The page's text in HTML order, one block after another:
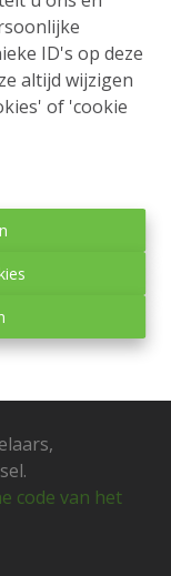
ID's op deze
altijd wijzigen
of 'cookie
| Ref: 2206
code van het